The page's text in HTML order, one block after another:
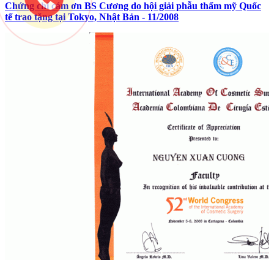
Chứng chỉ cám ơn BS Cương do hội giải phẫu thẩm mỹ Quốc
tế trao tặng tại Tokyo, Nhật Bản - 11/2008